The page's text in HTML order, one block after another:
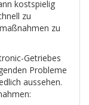
kostspielig
zu
zu
Getriebes
Probleme
aussehen.